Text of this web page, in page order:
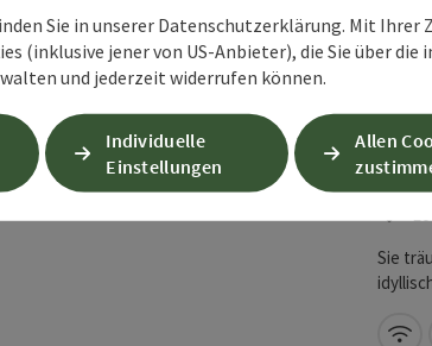
Beitrag merken: Rieglergut
Sie
Sie in unserer Datenschutzerklärung. Mit Ihrer
(inklusive jener von US-Anbieter), die Sie über die
und jederzeit widerrufen können.
Individuelle
Einstellungen
Allen